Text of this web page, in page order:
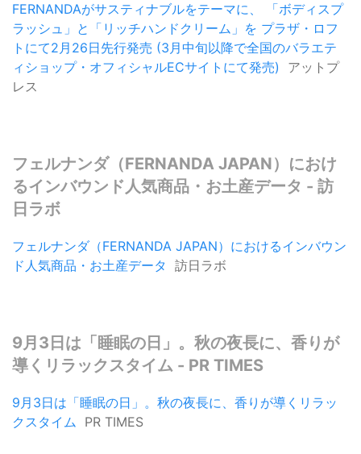
FERNANDAがサスティナブルをテーマに、 「ボディスプ
ラッシュ」と「リッチハンドクリーム」を プラザ・ロフ
トにて2月26日先行発売 (3月中旬以降で全国のバラエテ
ィショップ・オフィシャルECサイトにて発売)
アットプ
レス
フェルナンダ（FERNANDA JAPAN）におけ
るインバウンド人気商品・お土産データ - 訪
日ラボ
フェルナンダ（FERNANDA JAPAN）におけるインバウン
ド人気商品・お土産データ 訪日ラボ
9月3日は「睡眠の日」。秋の夜長に、香りが
導くリラックスタイム - PR TIMES
9月3日は「睡眠の日」。秋の夜長に、香りが導くリラッ
クスタイム PR TIMES